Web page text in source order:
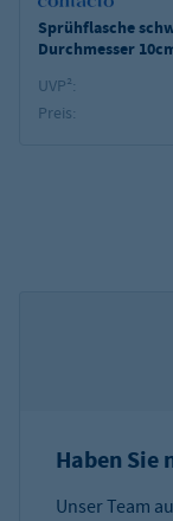
Sprühflasche
Durchmesser
UVP²:
Preis:
Haben Sie
Unser Team